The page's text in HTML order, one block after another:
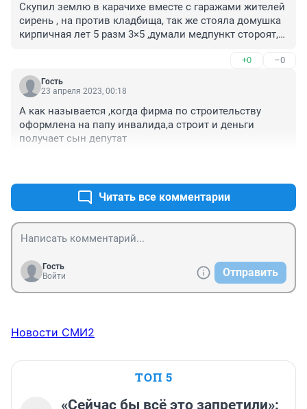
слышать. Когда делятся деньгами с властью
закрываются глаза. Бюджет города не важен - важен
свой карман. Хотелось бы что бы публично осудили
Скупил землю в карачихе вместе с гаражами жителей
сирень , на против кладбища, так же стояла домушка
кирпичная лет 5 разм 3×5 ,думали медпункт стороят,в
+0 –0
Гость
23 апреля 2023, 00:18
А как называется ,когда фирма по строительству
оформлена на папу инвалида,а строит и деньги
получает сын депутат
Читать все комментарии
Гость
Войти
Отправить
Новости СМИ2
ТОП 5
«Сейчас бы всё это запретили»: